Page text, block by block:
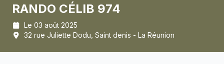
RANDO CÉLIB 974
Le 03 août 2025
32 rue Juliette Dodu, Saint denis - La Réunion